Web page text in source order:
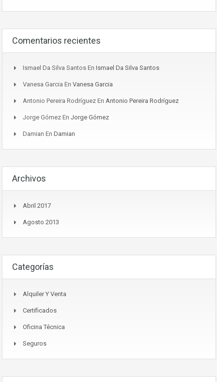
Comentarios recientes
Ismael Da Silva Santos En Ismael Da Silva Santos
Vanesa Garcia En Vanesa Garcia
Antonio Pereira Rodríguez En Antonio Pereira Rodríguez
Jorge Gómez En Jorge Gómez
Damian En Damian
Archivos
Abril 2017
Agosto 2013
Categorías
Alquiler Y Venta
Certificados
Oficina Técnica
Seguros